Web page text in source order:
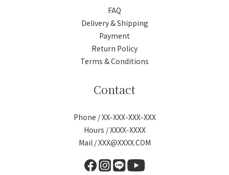
FAQ
Delivery & Shipping
Payment
Return Policy
Terms & Conditions
Contact
Phone / XX-XXX-XXX-XXX
Hours / XXXX-XXXX
Mail / XXX@XXXX.COM